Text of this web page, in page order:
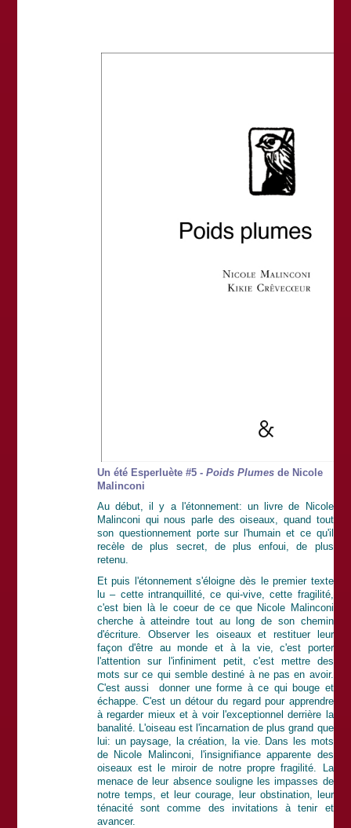
Un été Esperluète #5 -Poids Plumesde Nicole
Malinconi
Au début, il y a l'étonnement: un livre de Nicole
Malinconi qui nous parle des oiseaux, quand tout
son questionnement porte sur l'humain et ce qu'il
recèle de plus secret, de plus enfoui, de plus
retenu.
Et puis l'étonnement s'éloigne dès le premier texte
lu – cette intranquillité, ce qui-vive, cette fragilité,
c'est bien là le coeur de ce que Nicole Malinconi
cherche à atteindre tout au long de son chemin
d'écriture. Observer les oiseaux et restituer leur
façon d'être au monde et à la vie, c'est porter
l'attention sur l'infiniment petit, c'est mettre des
mots sur ce qui semble destiné à ne pas en avoir.
C'est aussi donner une forme à ce qui bouge et
échappe. C'est un détour du regard pour apprendre
à regarder mieux et à voir l'exceptionnel derrière la
banalité. L'oiseau est l'incarnation de plus grand que
lui: un paysage, la création, la vie. Dans les mots
de Nicole Malinconi, l'insignifiance apparente des
oiseaux est le miroir de notre propre fragilité. La
menace de leur absence souligne les impasses de
notre temps, et leur courage, leur obstination, leur
ténacité sont comme des invitations à tenir et
avancer.